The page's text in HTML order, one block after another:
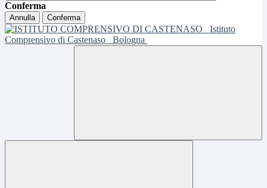
Conferma
Annulla Conferma
Istituto
Comprensivo di Castenaso
Bologna